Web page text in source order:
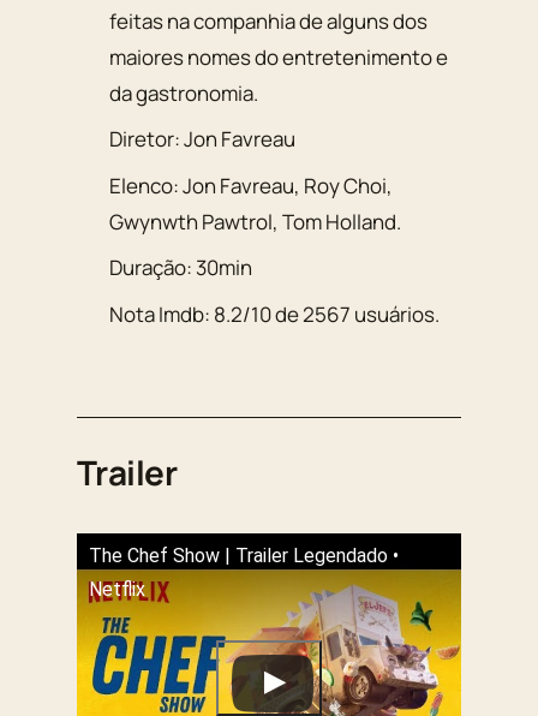
feitas na companhia de alguns dos
maiores nomes do entretenimento e
da gastronomia.
Diretor:Jon Favreau
Elenco:Jon Favreau, Roy Choi,
Gwynwth Pawtrol,Tom Holland.
Duração:30min
Nota Imdb: 8.2/10de2567 usuários.
Trailer
The Chef Show | Trailer Legendado •
Netflix